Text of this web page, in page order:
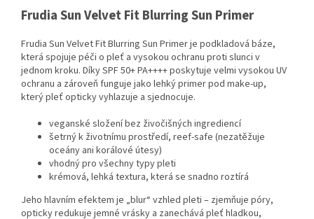
Frudia Sun Velvet Fit Blurring Sun Primer
Frudia Sun Velvet Fit Blurring Sun Primer je podkladová báze,
která spojuje péči o pleť a vysokou ochranu proti slunci v
jednom kroku. Díky SPF 50+ PA++++ poskytuje velmi vysokou UV
ochranu a zároveň funguje jako lehký primer pod make-up,
který pleť opticky vyhlazuje a sjednocuje.
veganské složení bez živočišných ingrediencí
šetrný k životnímu prostředí, reef-safe (nezatěžuje
oceány ani korálové útesy)
vhodný pro všechny typy pleti
krémová, lehká textura, která se snadno roztírá
Jeho hlavním efektem je „blur“ vzhled pleti – zjemňuje póry,
opticky redukuje jemné vrásky a zanechává pleť hladkou,